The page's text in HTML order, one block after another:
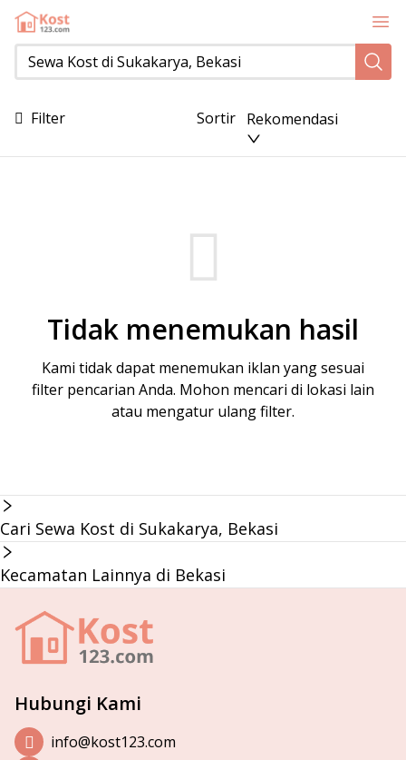
Sewa Kost di Sukakarya, Bekasi
Filter Sortir Rekomendasi
Tidak menemukan hasil
Kami tidak dapat menemukan iklan yang sesuai
filter pencarian Anda. Mohon mencari di lokasi lain
atau mengatur ulang filter.
Cari Sewa Kost di Sukakarya, Bekasi
Kecamatan Lainnya di Bekasi
Hubungi Kami
info@kost123.com